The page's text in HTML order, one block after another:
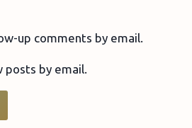
up comments by email.
posts by email.